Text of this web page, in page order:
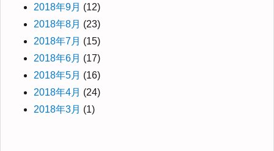
2018年9月 (12)
2018年8月 (23)
2018年7月 (15)
2018年6月 (17)
2018年5月 (16)
2018年4月 (24)
2018年3月 (1)